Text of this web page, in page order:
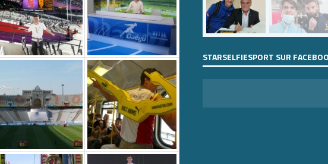
STARSELFIESPORT SUR